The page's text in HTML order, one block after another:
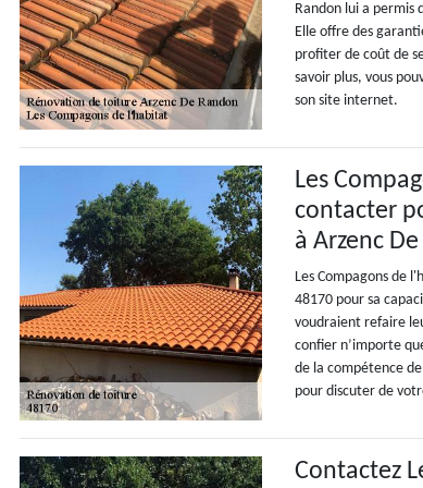
Randon lui a permis
Elle offre des
profiter de coût de
savoir plus, vous
son site internet.
Les
contacter
à Arzenc
Les Compagons de
48170 pour sa
voudraient refaire
confier n’importe
de la compétence
pour discuter de
Contactez